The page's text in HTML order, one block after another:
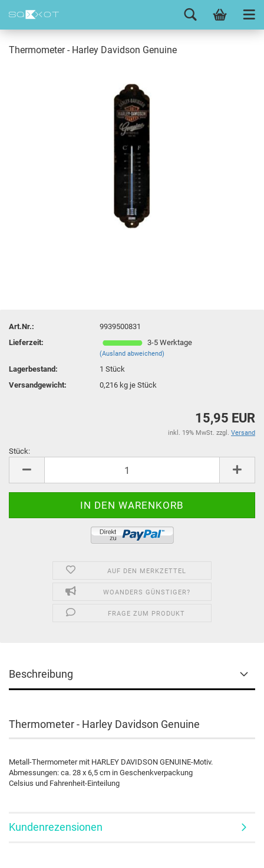
Thermometer - Harley Davidson Genuine
Art.Nr.:
9939500831
Lieferzeit:
3-5 Werktage
(Ausland abweichend)
Lagerbestand: 1Stück
Versandgewicht:
0,216 kg je Stück
15,95 EUR
inkl. 19% MwSt. zzgl. Versand
Stück:
AUF DEN MERKZETTEL
WOANDERS GÜNSTIGER?
FRAGE ZUM PRODUKT
Beschreibung
Thermometer - Harley Davidson Genuine
Metall-Thermometer mit HARLEY DAVIDSON GENUINE-Motiv.
Abmessungen: ca. 28 x 6,5 cm in Geschenkverpackung
Celsius und Fahrenheit-Einteilung
Kundenrezensionen